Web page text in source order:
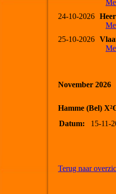
24-10-2026
25-10-2026
November 2026
Hamme (Bel)
Datum:
15-11-
Terug naar